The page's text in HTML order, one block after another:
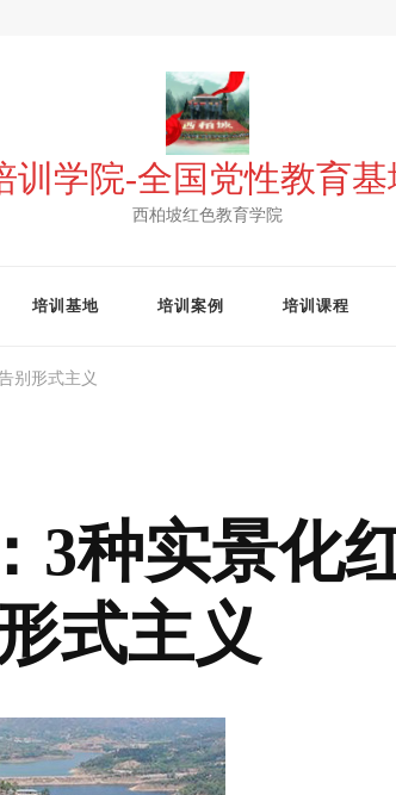
训学院-全国党性教育
西柏坡红色教育学院
培训基地 培训案例 培训课程
别形式主义
3种实景化
式主义